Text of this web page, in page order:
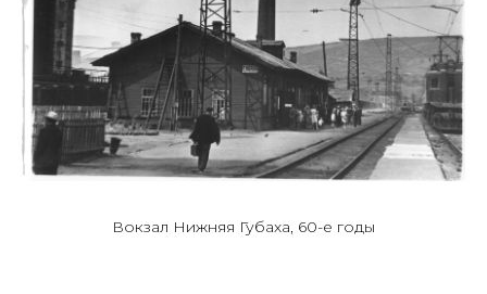
Вокзал Нижняя Губаха, 60-е годы